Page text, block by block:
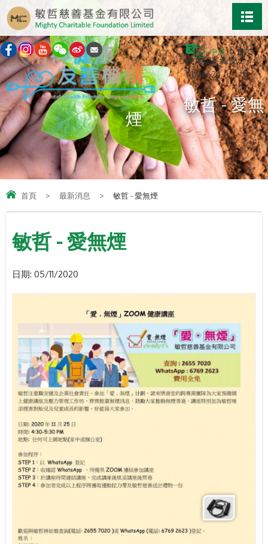
稅局檔案編號：
91/16624
中文 ENG
敏哲 - 愛無
煙
首頁 > 最新消息 > 敏哲 - 愛無煙
敏哲 - 愛無煙
日期: 05/11/2020